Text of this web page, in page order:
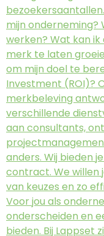
mijn
werken? Wat kan
merk te laten
om mijn doel te
Investment (ROI)?
merkbeleving
verschillende
aan consultants,
anders. Wij bieden
contract. We willen
van keuzes en zo
Voor jou als
onderscheiden en
bieden. Bij Lappset